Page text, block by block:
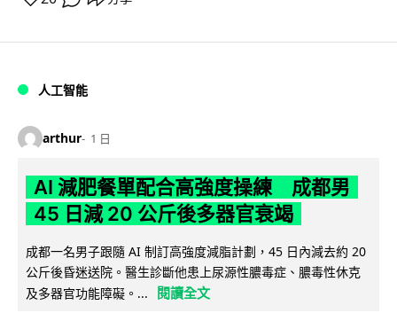
人工智能
arthur 1 日
AI 減肥餐單配合高強度操練 成都男
45 日減 20 公斤後多器官衰竭
成都一名男子跟隨 AI 制訂高強度減脂計劃，45 日內減去約 20
公斤後昏迷送院。醫生診斷他患上尿源性膿毒症、膿毒性休克
及多器官功能障礙。...
閱讀全文